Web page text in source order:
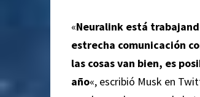
«Neuralink está
estrecha comunicación
las cosas van bien, es
año«, escribió Musk en